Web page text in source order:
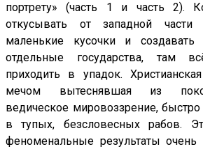
портрету» (часть 1 и часть 2).
откусывать от западной части
маленькие кусочки и
отдельные государства, там
приходить в упадок.
мечом вытеснявшая из
ведическое мировоззрение,
в тупых, безсловесных рабов.
феноменальные результаты